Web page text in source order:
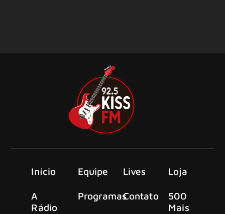
Início
A
Rádio
Equipe
Programas
Lives
Contato
Loja
500
Mais